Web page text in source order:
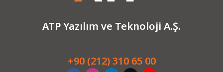
ATP Yazılım ve Teknoloji A.Ş.
+90 (212) 310 65 00